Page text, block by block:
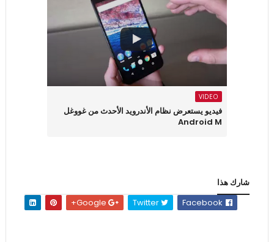
VIDEO
فيديو يستعرض نظام الأندرويد الأحدث من غووغل
Android M
شارك هذا
Twitter